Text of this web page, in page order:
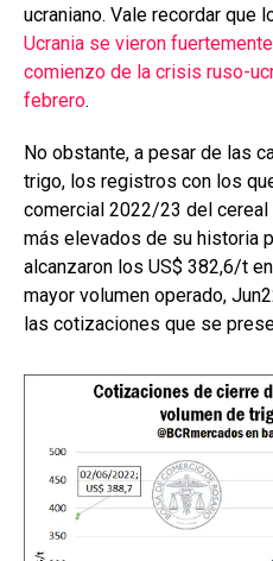
ucraniano. Vale recordar que
Ucrania se vieron
comienzo de la crisis ruso-
febrero.
No obstante, a pesar de las
trigo, los registros con los
comercial 2022/23 del
más elevados de su historia
alcanzaron los US$ 382,6/t
mayor volumen operado,
las cotizaciones que se